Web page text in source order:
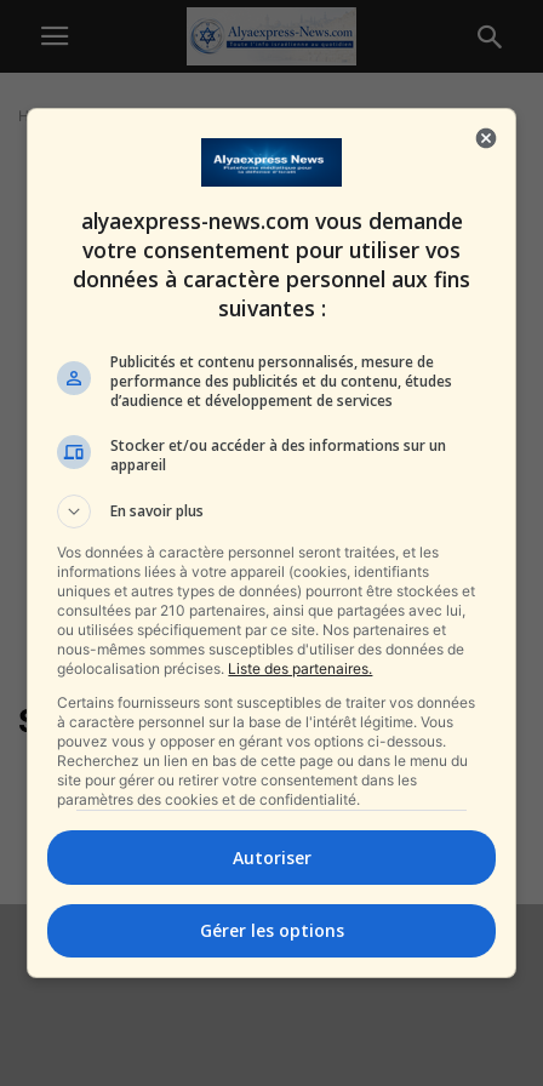
Home
Squid Game
Corée du Nord : des élèves
exécutés pour avoir regardé
Squid...
alxprss_sab - 10 février 2026
alyaexpress-news.com vous demande
votre consentement pour utiliser vos
données à caractère personnel aux fins
suivantes :
Publicités et contenu personnalisés, mesure de
performance des publicités et du contenu, études
d’audience et développement de services
Stocker et/ou accéder à des informations sur un
appareil
En savoir plus
Vos données à caractère personnel seront traitées, et les
informations liées à votre appareil (cookies, identifiants
uniques et autres types de données) pourront être stockées et
consultées par 210 partenaires, ainsi que partagées avec lui,
ou utilisées spécifiquement par ce site. Nos partenaires et
nous-mêmes sommes susceptibles d'utiliser des données de
géolocalisation précises. Liste des partenaires.
Certains fournisseurs sont susceptibles de traiter vos données
à caractère personnel sur la base de l'intérêt légitime. Vous
pouvez vous y opposer en gérant vos options ci-dessous.
Recherchez un lien en bas de cette page ou dans le menu du
site pour gérer ou retirer votre consentement dans les
paramètres des cookies et de confidentialité.
Autoriser
Gérer les options